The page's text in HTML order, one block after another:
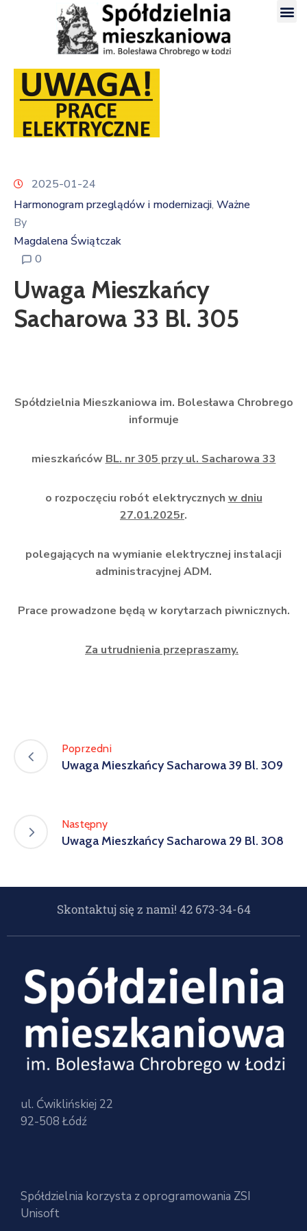
2025-01-24
Harmonogram przeglądów i modernizacji‚ Ważne
By
Magdalena Świątczak
0
Uwaga Mieszkańcy
Sacharowa 33 Bl. 305
Spółdzielnia Mieszkaniowa im. Bolesława Chrobrego
informuje
mieszkańców BL. nr 305 przy ul. Sacharowa 33
o rozpoczęciu robót elektrycznych w dniu
27.01.2025r.
polegających na wymianie elektrycznej instalacji
administracyjnej ADM.
Prace prowadzone będą w korytarzach piwnicznych.
Za utrudnienia przepraszamy.
Poprzedni
Uwaga Mieszkańcy Sacharowa 39 Bl. 309
Następny
Uwaga Mieszkańcy Sacharowa 29 Bl. 308
Skontaktuj się z nami! 42 673-34-64
ul. Ćwiklińskiej 22
92-508 Łódź
Spółdzielnia korzysta z oprogramowania ZSI
Unisoft